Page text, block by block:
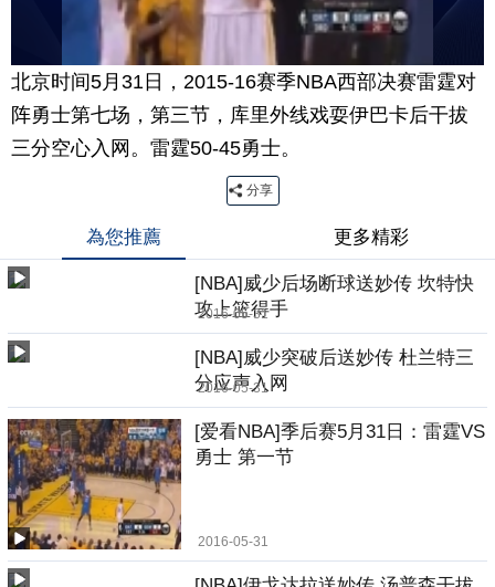
北京时间5月31日，2015-16赛季NBA西部决赛雷霆对
阵勇士第七场，第三节，库里外线戏耍伊巴卡后干拔
三分空心入网。雷霆50-45勇士。
分享
為您推薦 更多精彩
[NBA]威少后场断球送妙传 坎特快
攻上篮得手
2016-05-31
[NBA]威少突破后送妙传 杜兰特三
分应声入网
2016-05-31
[爱看NBA]季后赛5月31日：雷霆VS
勇士 第一节
2016-05-31